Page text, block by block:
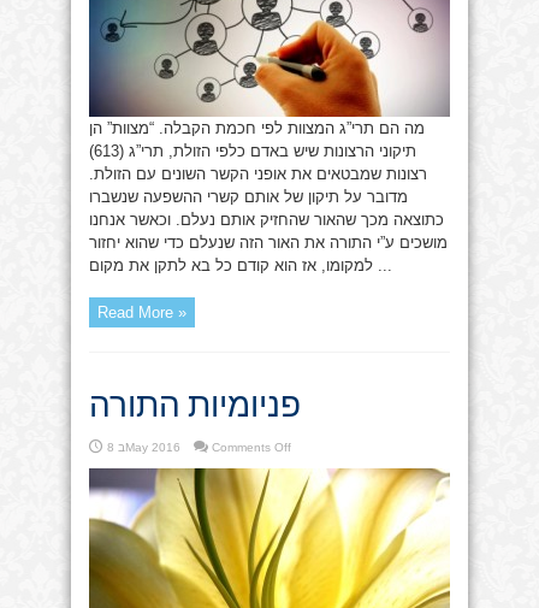
מה הם תרי”ג המצוות לפי חכמת הקבלה. “מצוות” הן
תיקוני הרצונות שיש באדם כלפי הזולת, תרי”ג (613)
רצונות שמבטאים את אופני הקשר השונים עם הזולת.
מדובר על תיקון של אותם קשרי ההשפעה שנשברו
כתוצאה מכך שהאור שהחזיק אותם נעלם. וכאשר אנחנו
מושכים ע”י התורה את האור הזה שנעלם כדי שהוא יחזור
למקומו, אז הוא קודם כל בא לתקן את מקום ...
Read More »
פניומיות התורה
8 בMay 2016 Comments Offon
התורה